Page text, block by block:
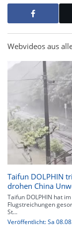
Webvideos aus
Taifun DOLPHIN
drohen China
Taifun DOLPHIN hat
Flugstreichungen
St...
Veröffentlicht: Sa